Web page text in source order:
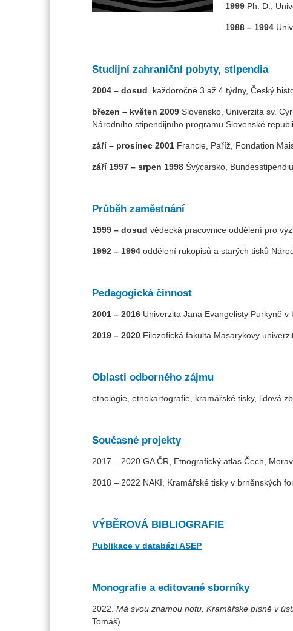
1999 Ph. D.,
1988 – 1994
Studijní zahraniční pobyty, stipendia
2004 – dosud každoročně 3 až 4 týdny, Český
březen – květen 2009 Slovensko, Univerzita sv.
Národního stipendijního programu Slovenské
září – prosinec 2001 Francie, Paříž, Fondation
září 1997 – srpen 1998 Švýcarsko,
Průběh zaměstnání
1999 – dosud vědecká pracovnice oddělení pro
1992 – 1994 oddělení rukopisů a starých tisků
Pedagogická činnost
2001 – 2016 Univerzita Jana Evangelisty Purkyně
2019 – 2020 Filozofická fakulta Masarykovy
Oblasti odborného zájmu
etnologie, etnokartografie, kramářské tisky, lidová
Současné projekty
2017 – 2020 GA ČR, Etnografický atlas Čech,
2018 – 2022 NAKI, Kramářské tisky v brněnských
VÝBĚROVÁ BIBLIOGRAFIE
Publikace v databázi ASEP
Monografie a editované sborníky
2022. Má svou známou notu. Kramářské písně v
Tomáš)